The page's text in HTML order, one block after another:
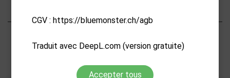
CGV : https://bluemonster.ch/agb
Traduit avec DeepL.com (version gratuite)
Accepter tous